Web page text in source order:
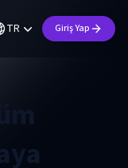
TR Giriş Yap